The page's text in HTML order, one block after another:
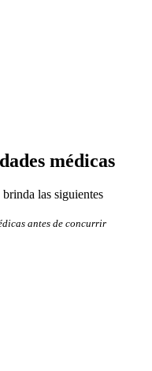
médicas
las siguientes
antes de concurrir